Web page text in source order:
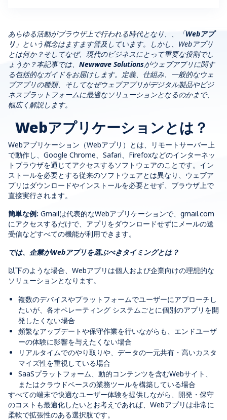
あらゆる活動がブラウザ上で行われる時代となり、、「Webアプ
リ 」という概念はますます普及しています。しかし、Webアプリ
とは何か？そしてなぜ、現代のビジネスにとって重要な役割でし
ょうか？本記事では、 Newwave Solutionsがウェブアプリに関す
る包括的なガイドをお届けします。定義、仕組み、一般的なウェ
ブアプリの種類、そしてなぜウェブアプリがデジタル製品やビジ
ネスプラットフォームに最適なソリューションとなるのかまで、
幅広く解説します。
Webアプリケーションとは？
Webアプリケーション（Webアプリ）とは、リモートサーバー上
で動作し、Google Chrome、Safari、Firefoxなどのインターネッ
トブラウザを通じてアクセスするソフトウェアのことです。 イン
ストールを必要とする従来のソフトウェアとは異なり、ウェブア
プリはダウンロードやインストールを必要とせず、ブラウザ上で
直接実行されます。
簡単な例: Gmailは代表的なWebアプリケーションで、 gmail.com
にアクセスするだけで、アプリをダウンロードせずにメールの送
受信などすべての機能が利用できます。
では、企業がWebアプリを選ぶべきタイミングとは？
以下のような場合、 Webアプリは個人および企業向けの理想的な
ソリューションとなります。
複数のデバイスやプラットフォームでユーザーにアプローチし
たいが、各オペレーティング システムごとに個別のアプリを開
発したくない場合
頻繁なアップデートや保守作業を行いながらも、エンドユーザ
ーの体験に影響を与えたくない場合
リアルタイムでのやり取りや、データの一元共有・高いカスタ
マイズ性を重視している場合
SaaSプラットフォーム、動的コンテンツを含むWebサイト、
またはクラウドベースの業務ツールを構築している場合
すべての端末で快適なユーザー体験を提供しながら、開発・保守
のコストも最適化したいとお考えであれば、 Webアプリは非常に
柔軟で拡張性のある選択肢です。